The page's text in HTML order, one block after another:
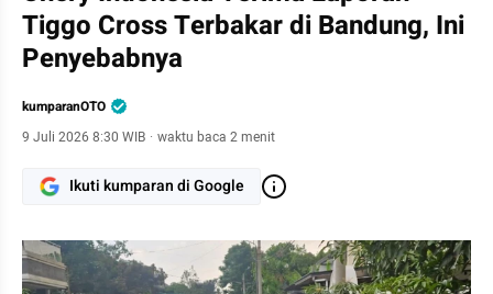
Tiggo Cross Terbakar di Bandung, Ini
Penyebabnya
kumparanOTO
9 Juli 2026 8:30 WIB · waktu baca 2 menit
Ikuti kumparan di Google